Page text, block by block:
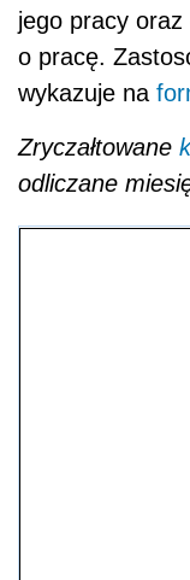
jego pracy
o pracę.
wykazuje na
Zryczałtowane
odliczane